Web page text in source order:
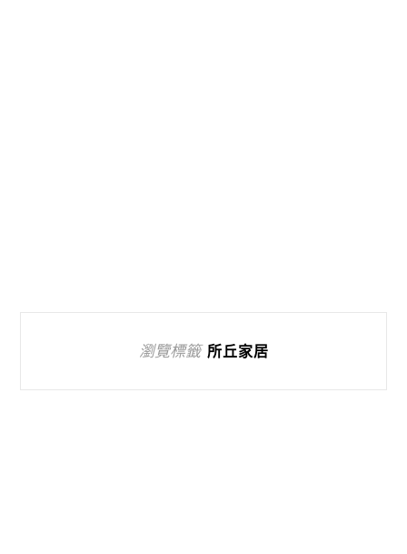
瀏覽標籤 所丘家居